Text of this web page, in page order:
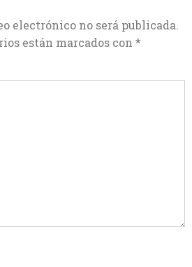
electrónico no será publicada.
están marcados con *